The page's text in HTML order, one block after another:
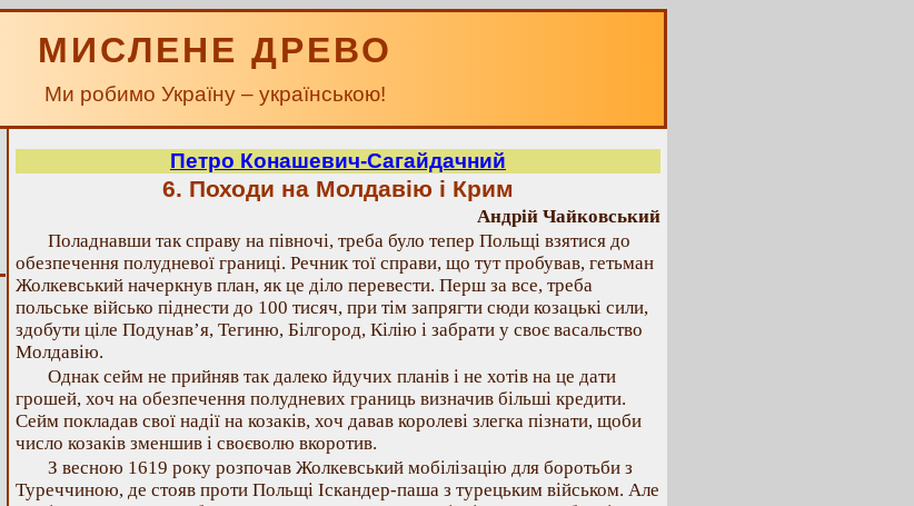
МИСЛЕНЕ ДРЕВО
Ми робимо Україну – українською!
Петро Конашевич-Сагайдачний
6. Походи на Молдавію і Крим
Андрій Чайковський
Поладнавши так справу на півночі, треба було тепер Польщі взятися до
обезпечення полудневої границі. Речник тої справи, що тут пробував, гетьман
Жолкевський начеркнув план, як це діло перевести. Перш за все, треба
польське військо піднести до 100 тисяч, при тім запрягти сюди козацькі сили,
здобути ціле Подунав’я, Тегиню, Білгород, Кілію і забрати у своє васальство
Молдавію.
Однак сейм не прийняв так далеко йдучих планів і не хотів на це дати
грошей, хоч на обезпечення полудневих границь визначив більші кредити.
Сейм покладав свої надії на козаків, хоч давав королеві злегка пізнати, щоби
число козаків зменшив і своєволю вкоротив.
З весною 1619 року розпочав Жолкевський мобілізацію для боротьби з
Туреччиною, де стояв проти Польщі Іскандер-паша з турецьким військом. Але